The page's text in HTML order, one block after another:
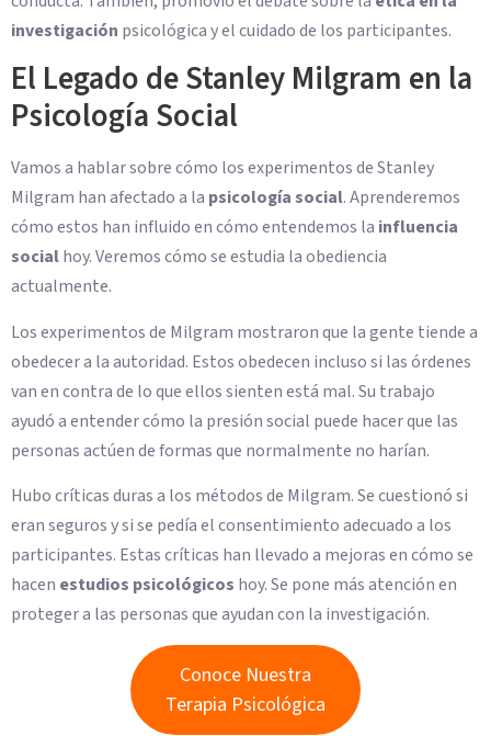
investigación psicológica y el cuidado de los participantes.
El Legado de Stanley Milgram en la
Psicología Social
Vamos a hablar sobre cómo los experimentos de Stanley
Milgram han afectado a la psicología social. Aprenderemos
cómo estos han influido en cómo entendemos la influencia
socialhoy. Veremos cómo se estudia la obediencia
actualmente.
Los experimentos de Milgram mostraron que la gente tiende a
obedecer a la autoridad. Estos obedecen incluso si las órdenes
van en contra de lo que ellos sienten está mal. Su trabajo
ayudó a entender cómo la presión social puede hacer que las
personas actúen de formas que normalmente no harían.
Hubo críticas duras a los métodos de Milgram. Se cuestionó si
eran seguros y si se pedía el consentimiento adecuado a los
participantes. Estas críticas han llevado a mejoras en cómo se
hacen estudios psicológicos hoy. Se pone más atención en
proteger a las personas que ayudan con la investigación.
Conoce Nuestra
Terapia Psicológica